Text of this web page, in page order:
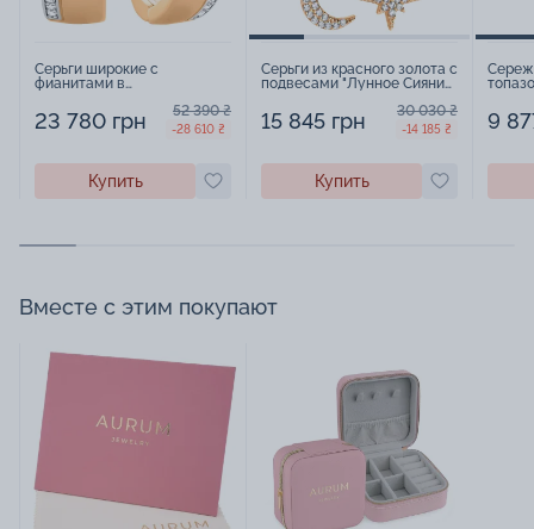
Серьги широкие с
фианитами в
406747
23 780 грн 52 390 ₴
-28 610 ₴
Купить
Серьги из красного золота с
подвесами "Лунное Сияние"
15 845 грн 30 030 ₴
-14 185 ₴
Купить
9
Вместе с этим покупают